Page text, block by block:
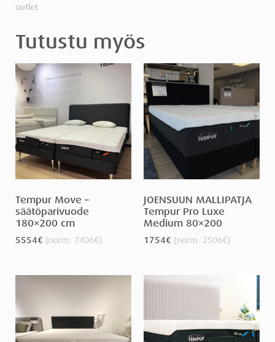
outlet
Tutustu myös
Tempur Move –
säätöparivuode
180×200 cm
5554€ (norm. 7406€)
JOENSUUN MALLIPATJA
Tempur Pro Luxe
Medium 80×200
1754€ (norm. 2506€)